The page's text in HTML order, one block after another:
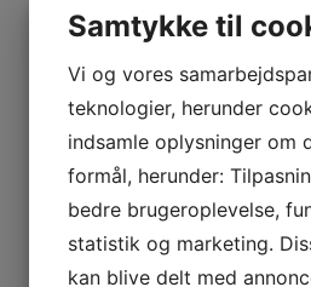
Samtykke til
Vi og vores
teknologier, herunder
indsamle oplysninger om
formål, herunder:
bedre brugeroplevelse,
statistik og marketing.
kan blive delt med